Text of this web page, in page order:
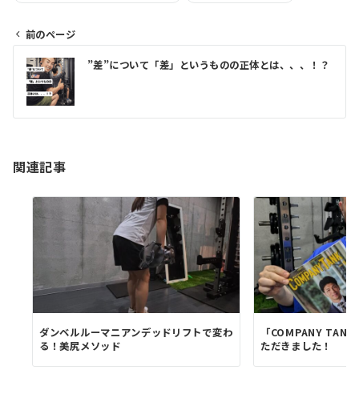
前のページ
”差”について「差」というものの正体とは、、、！？
関連記事
ダンベルルーマニアンデッドリフトで変わ
る！美尻メソッド
「COMPANY
ただきました！